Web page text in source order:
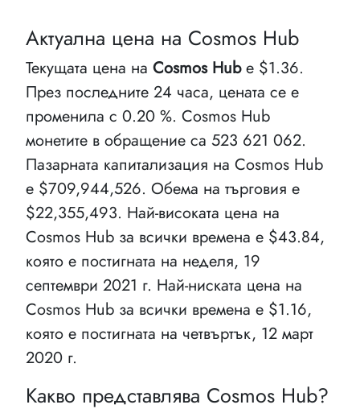
Актуална цена на Cosmos Hub
Текущата цена на Cosmos Hubе $1.36.
През последните 24 часа, цената се е
променила с 0.20 %. Cosmos Hub
монетите в обращение са 523 621 062.
Пазарната капитализация на Cosmos Hub
e $709,944,526. Обема на търговия е
$22,355,493. Най-високата цена на
Cosmos Hub за всички времена е $43.84,
която е постигната на неделя, 19
септември 2021 г. Най-ниската цена на
Cosmos Hub за всички времена е $1.16,
която е постигната на четвъртък, 12 март
2020 г.
Какво представлява Cosmos Hub?